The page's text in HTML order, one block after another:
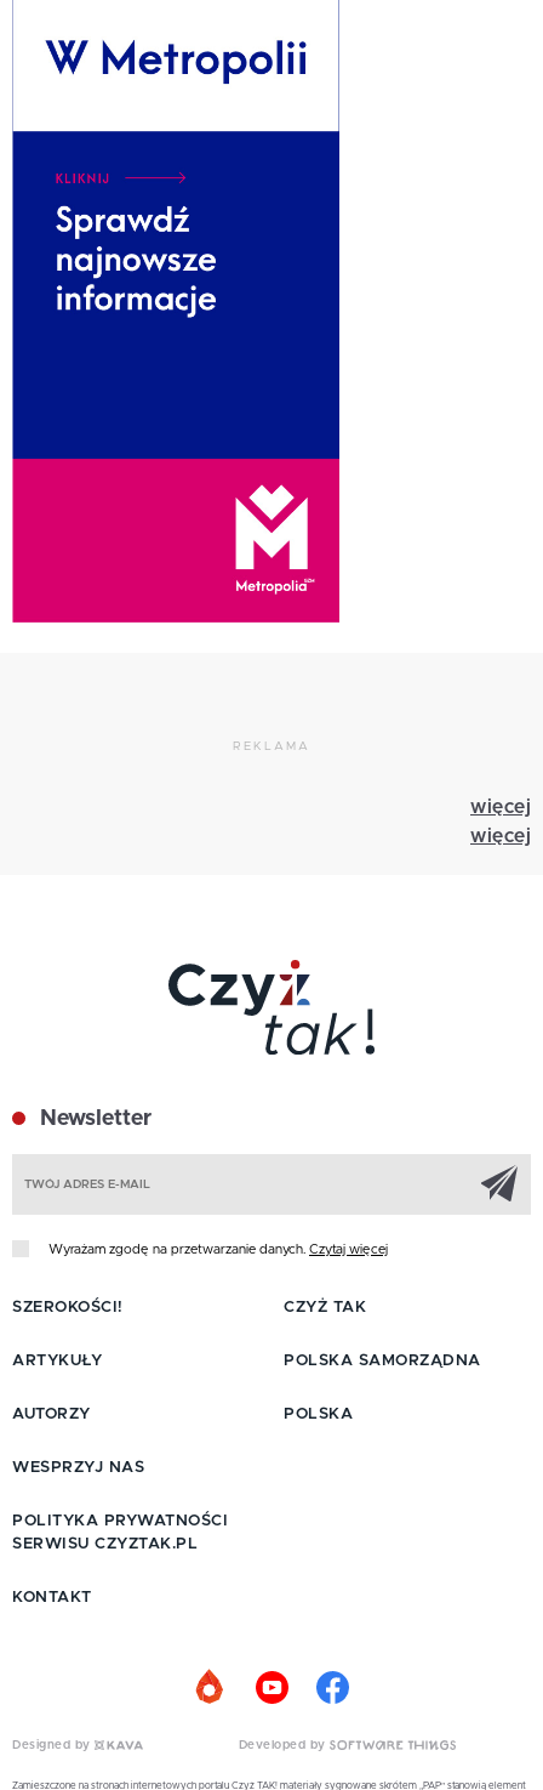
REKLAMA
więcej
więcej
Newsletter
Wyrażam zgodę na przetwarzanie danych. Czytaj więcej
SZEROKOŚCI!
ARTYKUŁY
AUTORZY
CZYŻ TAK
POLSKA SAMORZĄDNA
POLSKA
WESPRZYJ NAS
POLITYKA PRYWATNOŚCI
SERWISU CZYZTAK.PL
KONTAKT
Designed by Developed by
Zamieszczone na stronach internetowych portalu Czyż TAK! materiały sygnowane skrótem „PAP” stanowią element